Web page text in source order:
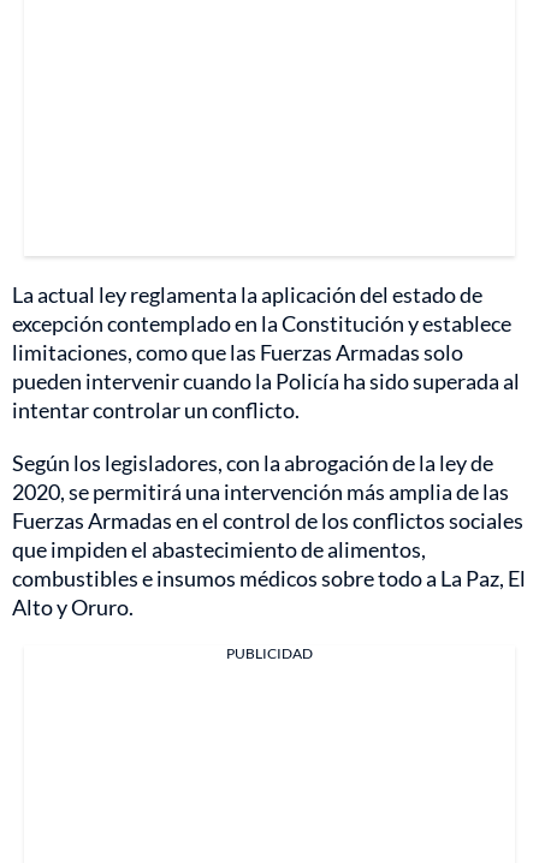
La actual ley reglamenta la aplicación del estado de
excepción contemplado en la Constitución y establece
limitaciones, como que las Fuerzas Armadas solo
pueden intervenir cuando la Policía ha sido superada al
intentar controlar un conflicto.
Según los legisladores, con la abrogación de la ley de
2020, se permitirá una intervención más amplia de las
Fuerzas Armadas en el control de los conflictos sociales
que impiden el abastecimiento de alimentos,
combustibles e insumos médicos sobre todo a La Paz, El
Alto y Oruro.
PUBLICIDAD